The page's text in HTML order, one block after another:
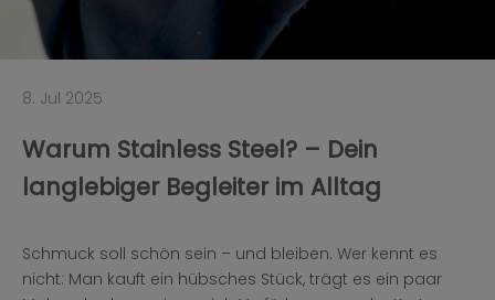
8. Jul 2025
Warum Stainless Steel? – Dein
langlebiger Begleiter im Alltag
Schmuck soll schön sein – und bleiben. Wer kennt es
nicht: Man kauft ein hübsches Stück, trägt es ein paar